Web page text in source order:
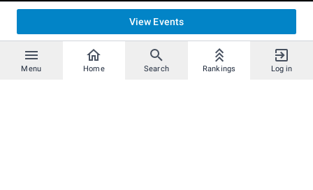
Menu Home Search Rankings Log in
View Events